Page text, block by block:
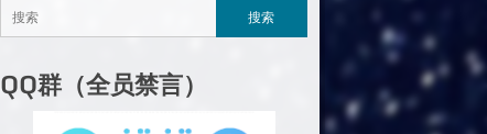
QQ群（全员禁言）